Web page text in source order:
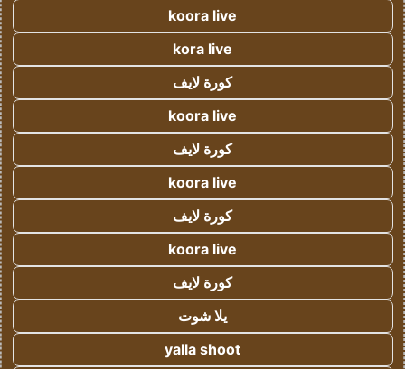
koora live
kora live
كورة لايف
koora live
كورة لايف
koora live
كورة لايف
koora live
كورة لايف
يلا شوت
yalla shoot